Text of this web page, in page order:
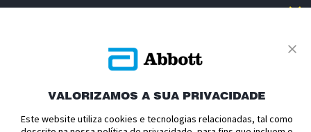
SUPORTE
Termos e Condições de Venda
Politica de cookies
VALORIZAMOS A SUA PRIVACIDADE
Este website utiliza cookies e tecnologias relacionadas, tal como